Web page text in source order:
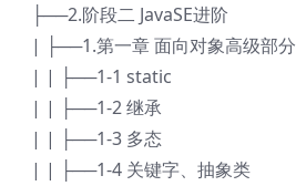
├──2.阶段二 JavaSE进阶
| ├──1.第一章 面向对象高级部分
| | ├──1-1 static
| | ├──1-2 继承
| | ├──1-3 多态
| | ├──1-4 关键字、抽象类